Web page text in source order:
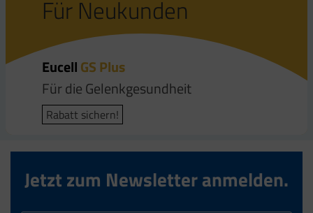
Für Neukunden
EucellGS Plus
Für die Gelenkgesundheit
Rabatt sichern!
Für Neukunden
EucellTendo
Für die Sehnen
Rabatt sichern!
Für Neukunden
EucellOsteo
Für die Knochengesundheit
Rabatt sichern!
Jetzt zum Newsletter anmelden.